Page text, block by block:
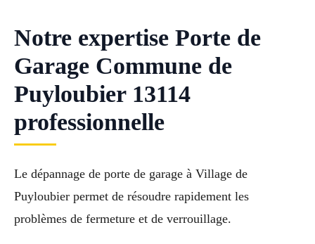
Notre expertise Porte de
Garage Commune de
Puyloubier 13114
professionnelle
Le dépannage de porte de garage à Village de
Puyloubier permet de résoudre rapidement les
problèmes de fermeture et de verrouillage.